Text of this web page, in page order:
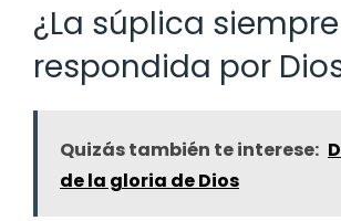
¿La súplica
respondida por
Quizás también te interese:
de la gloria de Dios